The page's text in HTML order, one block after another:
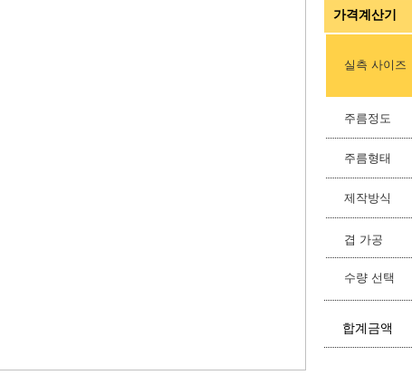
가격계산기
실측 사이즈
주름정도
주름형태
제작방식
겹 가공
수량 선택
합계금액